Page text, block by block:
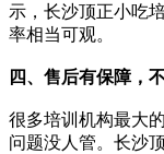
示，长沙顶正小吃
率相当可观。
四、售后有保障，
很多培训机构最大
问题没人管。长沙